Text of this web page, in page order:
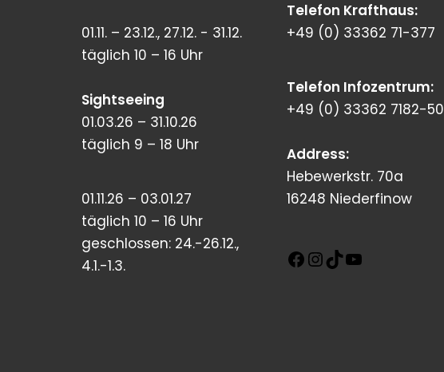
01.11. – 23.12., 27.12. - 31.12.
täglich 10 – 16 Uhr
Sightseeing
01.03.26 – 31.10.26
täglich 9 – 18 Uhr
01.11.26 – 03.01.27
täglich 10 – 16 Uhr
geschlossen: 24.-26.12.,
4.1.-1.3.
Telefon Krafthaus:
+49 (0) 33362 71-377
Telefon Infozentrum:
+49 (0) 33362 7182-50
Address:
Hebewerkstr. 70a
16248 Niederfinow